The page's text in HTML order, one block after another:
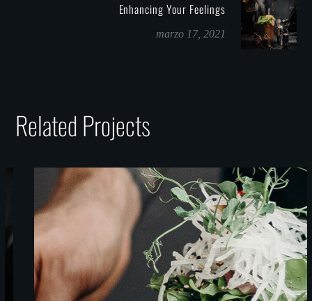
Enhancing Your Feelings
marzo 17, 2021
Related Projects